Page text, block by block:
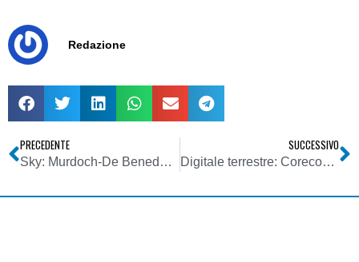
Redazione
PRECEDENTE
Sky: Murdoch-De Benedetti, prove di asse anti-Mediaset
SUCCESSIVO
Digitale terrestre: Corecom Abruzzo incontra editori e direttori tv regionali